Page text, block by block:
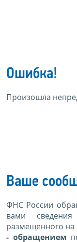
Ошибка!
Произошла
Ваше
ФНС России
вами
размещенного на
- обращением